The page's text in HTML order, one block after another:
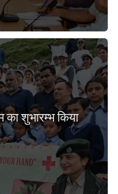
का शुभारम्भ किया